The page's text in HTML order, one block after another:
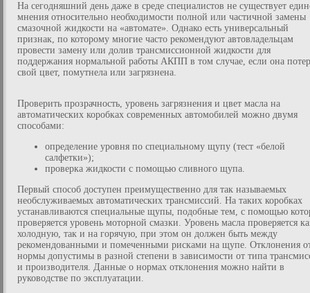
На сегодняшний день даже в среде специалистов не существует
мнения относительно необходимости полной или частичной замены
смазочной жидкости на «автомате». Однако есть универсальный
признак, по которому многие часто рекомендуют автовладельцам
провести замену или долив трансмиссионной жидкости для
поддержания нормальной работы АКПП в том случае, если она
свой цвет, помутнела или загрязнена.
Проверить прозрачность, уровень загрязнения и цвет масла на
автоматических коробках современных автомобилей можно двумя
способами:
определение уровня по специальному щупу (тест «белой
салфетки»);
проверка жидкости с помощью сливного щупа.
Первый способ доступен преимущественно для так называемых
необслуживаемых автоматических трансмиссий. На таких коробках
устанавливаются специальные щупы, подобные тем, с помощью
проверяется уровень моторной смазки. Уровень масла проверяется
холодную, так и на горячую, при этом он должен быть между
рекомендованными и помеченными рисками на щупе. Отклонения
нормы допустимы в разной степени в зависимости от типа
и производителя. Данные о нормах отклонения можно найти в
руководстве по эксплуатации.